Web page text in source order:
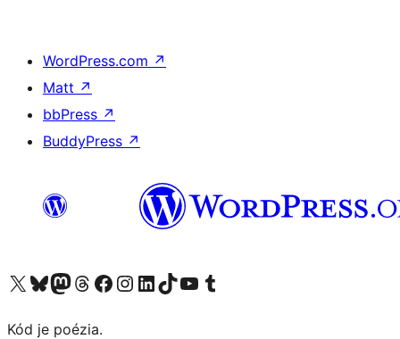
WordPress.com ↗
Matt ↗
bbPress ↗
BuddyPress ↗
Navštívte náš účet na X (predtým Twitter)
Navštívte náš účet na platforme Bluesky
Navštívte náš účet na Mastodone
Navštívte náš účet na platforme Threads
Navštívte našu stránku na Facebooku
Navštívte náš účet Instagram
Navštívte náš účet LinkedIn
Navštívte náš účet na platforme TikTok
Navštívte náš kanál YouTube
Navštívte náš účet na platforme Tumblr
Kód je poézia.